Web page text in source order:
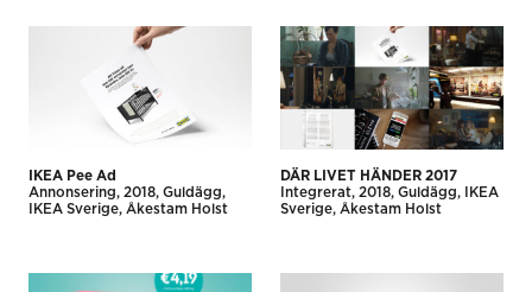
IKEA Pee Ad
Annonsering
2018 Guldägg
IKEA Sverige
Åkestam Holst
DÄR LIVET HÄNDER 2017
Integrerat 2018 Guldägg
IKEA
Sverige
Åkestam Holst